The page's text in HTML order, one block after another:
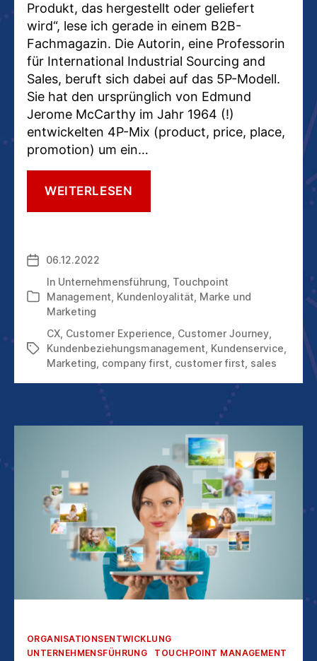
Produkt, das hergestellt oder geliefert
wird“, lese ich gerade in einem B2B-
Fachmagazin. Die Autorin, eine Professorin
für International Industrial Sourcing and
Sales, beruft sich dabei auf das 5P-Modell.
Sie hat den ursprünglich von Edmund
Jerome McCarthy im Jahr 1964 (!)
entwickelten 4P-Mix (product, price, place,
promotion) um ein…
WEITERLESEN
ODER
CUSTOMER
Veröffentlichungsdatum
06.12.2022
Kategorien
In Unternehmensführung Touchpoint
Management Kundenloyalität Marke und
Marketing
Schlagwörter
CX Customer Experience Customer Journey
Kundenbeziehungsmanagement Kundenservice
Marketing company first customer first sales
Kategorien
ORGANISATIONSENTWICKLUNG
UNTERNEHMENSFÜHRUNG
TOUCHPOINT MANAGEMENT